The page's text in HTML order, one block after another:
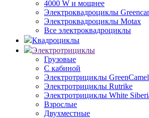
4000 W и мощнее
Электроквадроциклы
Электроквадроциклы Motax
Все электроквадроциклы
Квадроциклы
Электротрициклы
Грузовые
С кабиной
Электротрициклы GreenCamel
Электротрициклы Rutrike
Электротрициклы White
Взрослые
Двухместные